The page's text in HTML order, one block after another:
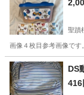
聖蹟
画像４枚目参考画像で
東京 多摩市
DS
416